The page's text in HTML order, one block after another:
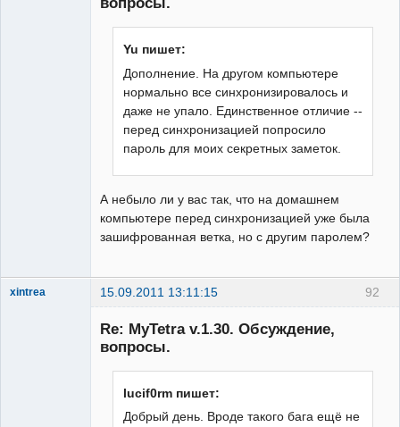
Yu пишет:
Дополнение. На другом компьютере
нормально все синхронизировалось и
даже не упало. Единственное отличие --
перед синхронизацией попросило
пароль для моих секретных заметок.
А небыло ли у вас так, что на домашнем
компьютере перед синхронизацией уже была
зашифрованная ветка, но с другим паролем?
92
xintrea 15.09.2011 13:11:15
Re: MyTetra v.1.30. Обсуждение,
вопросы.
lucif0rm пишет:
Добрый день. Вроде такого бага ещё не